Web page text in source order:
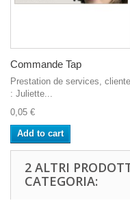
Commande Tap
Prestation de services, cliente
: Juliette...
0,05 €
Add to cart
2 ALTRI
CATEGORIA: